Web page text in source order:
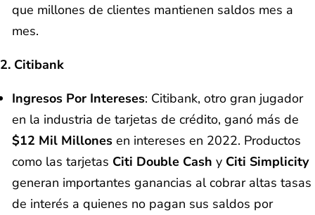
que millones de clientes mantienen saldos mes a
mes.
2. Citibank
Ingresos Por Intereses: Citibank, otro gran jugador
en la industria de tarjetas de crédito, ganó más de
$12 Mil Millones en intereses en 2022. Productos
como las tarjetas Citi Double Cash y Citi Simplicity
generan importantes ganancias al cobrar altas tasas
de interés a quienes no pagan sus saldos por